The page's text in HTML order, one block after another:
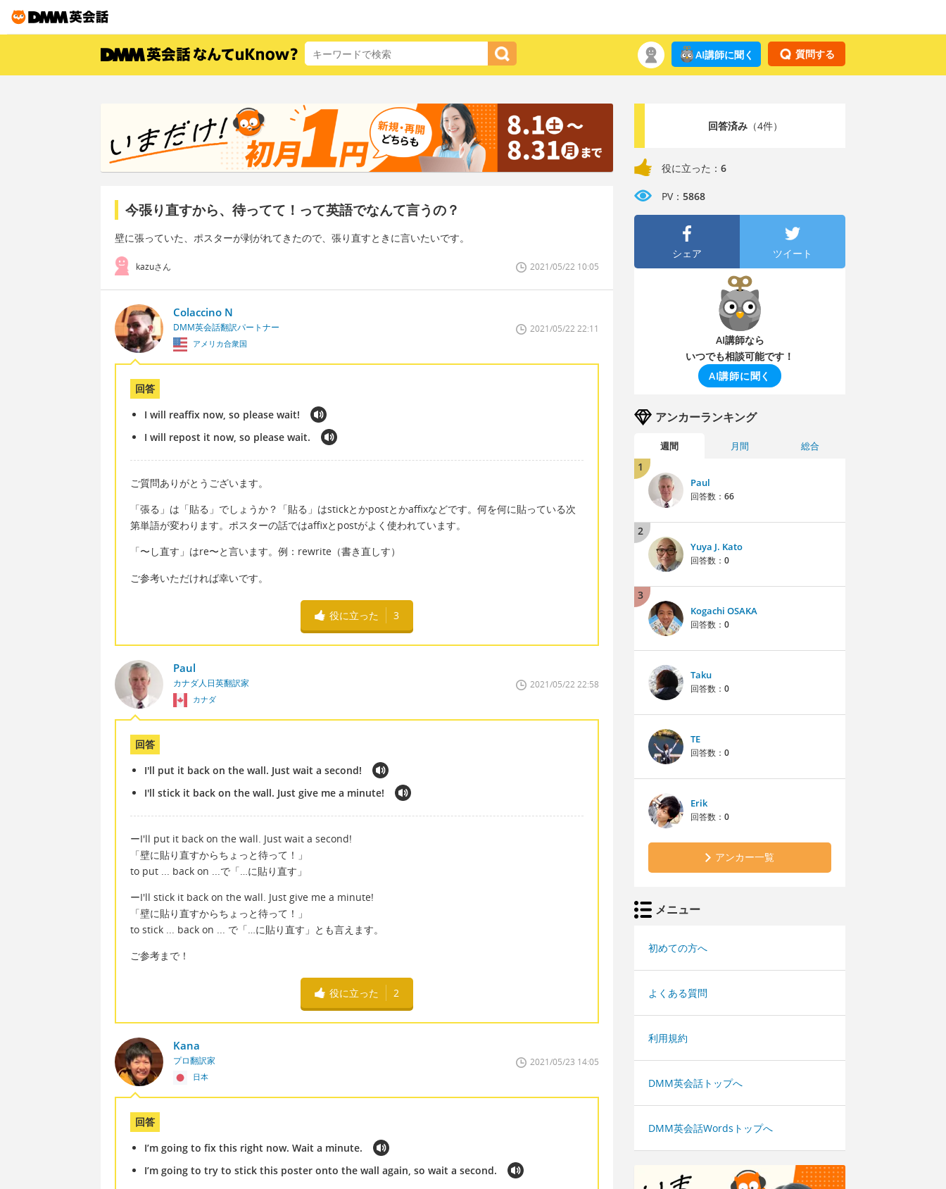
質問する
AI講師に聞く
今張り直すから、待ってて！って英語でなんて言うの？
壁に張っていた、ポスターが剥がれてきたので、張り直すときに言いたいです。
kazuさん 2021/05/22 10:05
Colaccino N
DMM英会話翻訳パートナー
アメリカ合衆国
2021/05/22 22:11
回答
I will reaffix now, so please wait!
I will repost it now, so please wait.
ご質問ありがとうございます。
「張る」は「貼る」でしょうか？「貼る」はstickとかpostとかaffixなどです。何を何に貼っている次
第単語が変わります。ポスターの話ではaffixとpostがよく使われています。
「〜し直す」はre〜と言います。例：rewrite（書き直しす）
ご参考いただければ幸いです。
役に立った 3
Paul
カナダ人日英翻訳家
カナダ
2021/05/22 22:58
回答
I'll put it back on the wall. Just wait a second!
I'll stick it back on the wall. Just give me a minute!
ーI'll put it back on the wall. Just wait a second!
「壁に貼り直すからちょっと待って！」
to put ... back on ...で「…に貼り直す」
ーI'll stick it back on the wall. Just give me a minute!
「壁に貼り直すからちょっと待って！」
to stick ... back on ... で「…に貼り直す」とも言えます。
ご参考まで！
役に立った 2
Kana
プロ翻訳家
日本
2021/05/23 14:05
回答
I’m going to fix this right now. Wait a minute.
I’m going to try to stick this poster onto the wall again, so wait a second.
回答済み（4件）
役に立った： 6
PV： 5868
シェア ツイート
AI講師なら
いつでも相談可能です！
AI講師に聞く
アンカーランキング
週間 月間 総合
1
Paul
回答数： 66
2
Yuya J. Kato
回答数： 0
3
Kogachi OSAKA
回答数： 0
Taku
回答数： 0
TE
回答数： 0
Erik
回答数： 0
アンカー一覧
メニュー
初めての方へ
よくある質問
利用規約
DMM英会話トップへ
DMM英会話Wordsトップへ